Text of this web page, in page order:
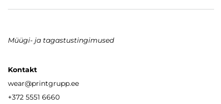
Müügi- ja tagastustingimused
Kontakt
wear@printgrupp.ee
+372 5551 6660